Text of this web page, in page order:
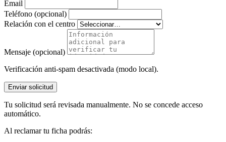
Email
Teléfono (opcional)
Relación con el centro
Mensaje (opcional)
Verificación anti-spam desactivada (modo local).
Enviar solicitud
Tu solicitud será revisada manualmente. No se concede acceso
automático.
Al reclamar tu ficha podrás: